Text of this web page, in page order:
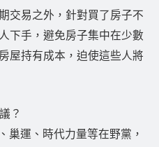
交易之外，針對買了房子不
下手，避免房子集中在少數
屋持有成本，迫使這些人將
？
巢運、時代力量等在野黨，